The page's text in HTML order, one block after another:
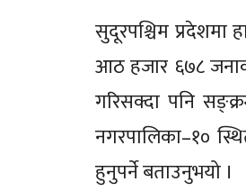
सुदूरपश्चिम प्रदेशमा
आठ हजार ६७८
गरिसक्दा पनि
नगरपालिका–१०
हुनुपर्ने बताउनुभयो ।